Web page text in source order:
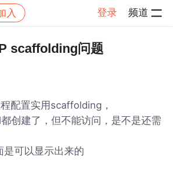
入 登录 频道
帖子详情
scaffolding问题
配置实用scaffolding，
创建了，但不能访问，是不是还需
是可以显示出来的